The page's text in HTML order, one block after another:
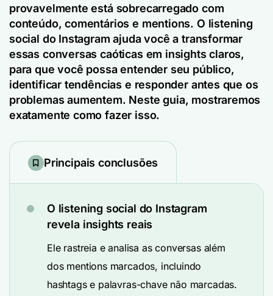
provavelmente está sobrecarregado com
conteúdo, comentários e mentions. O listening
social do Instagram ajuda você a transformar
essas conversas caóticas em insights claros,
para que você possa entender seu público,
identificar tendências e responder antes que os
problemas aumentem. Neste guia, mostraremos
exatamente como fazer isso.
Principais conclusões
O listening social do Instagram
revela insights reais
Ele rastreia e analisa as conversas além
dos mentions marcados, incluindo
hashtags e palavras-chave não marcadas.